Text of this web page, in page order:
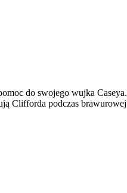
do swojego wujka
Clifforda podczas